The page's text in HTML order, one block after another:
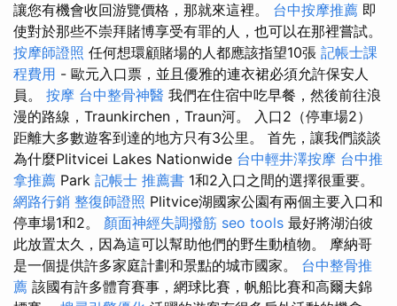
讓您有機會收回游覽價格，那就來這裡。 台中按摩推薦 即
使對於那些不崇拜賭博享受有罪的人，也可以在那裡嘗試。
按摩師證照 任何想環顧賭場的人都應該指望10張 記帳士課
程費用 - 歐元入口票，並且優雅的連衣裙必須允許保安人
員。 按摩 台中整骨神醫 我們在住宿中吃早餐，然後前往浪
漫的路線，Traunkirchen，Traun河。 入口2（停車場2）
距離大多數遊客到達的地方只有3公里。 首先，讓我們談談
為什麼Plitvicei Lakes Nationwide 台中輕井澤按摩 台中推
拿推薦 Park 記帳士 推薦書 1和2入口之間的選擇很重要。
網路行銷 整復師證照 Plitvice湖國家公園有兩個主要入口和
停車場1和2。 顏面神經失調撥筋 seo tools 最好將湖泊彼
此放置太久，因為這可以幫助他們的野生動植物。 摩納哥
是一個提供許多家庭計劃和景點的城市國家。 台中整骨推
薦 該國有許多體育賽事，網球比賽，帆船比賽和高爾夫錦